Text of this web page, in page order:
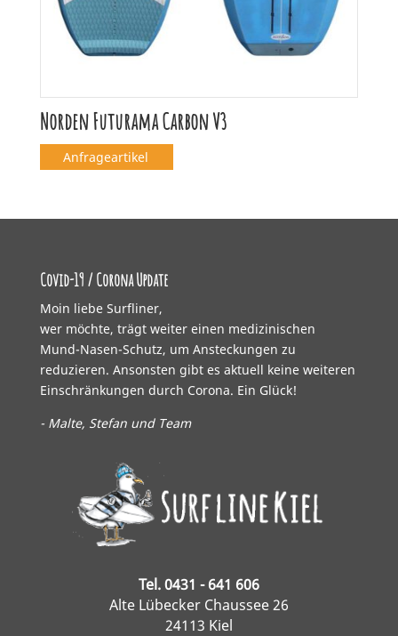
Norden Futurama Carbon V3
Anfrageartikel
Covid-19 / Corona Update
Moin liebe Surfliner,
wer möchte, trägt weiter einen medizinischen
Mund-Nasen-Schutz, um Ansteckungen zu
reduzieren. Ansonsten gibt es aktuell keine weiteren
Einschränkungen durch Corona. Ein Glück!
- Malte, Stefan und Team
Tel. 0431 - 641 606
Alte Lübecker Chaussee 26
24113 Kiel